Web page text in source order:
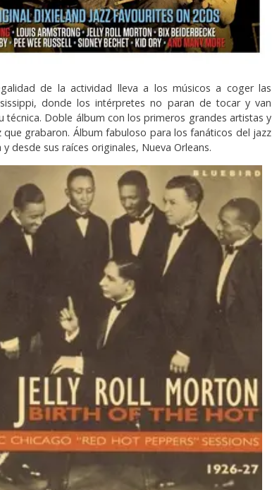
de la actividad lleva a los músicos a coger las
donde los intérpretes no paran de tocar y van
técnica. Doble álbum con los primeros grandes artistas y
grabaron. Álbum fabuloso para los fanáticos del jazz
y desde sus raíces originales, Nueva Orleans.